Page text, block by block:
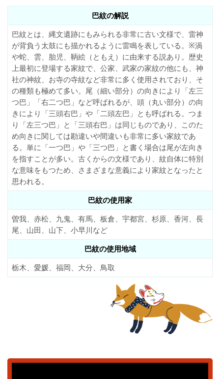
巴紋の解説
巴紋とは、縄文遺跡にもみられる非常に古い文様で、雷神
が背負う太鼓にも描かれるように雷鳴を表している。※渦
や蛇、雲、胎児、鞆絵（ともえ）に由来する説あり。歴史
上最初に登場する家紋で、公家、武家の家紋の他にも、神
社の神紋、お寺の寺紋など非常に多く使用されており、そ
の種類も極めて多い。尾（細い部分）の向きにより「左三
つ巴」「右二つ巴」など呼ばれるが、頭（丸い部分）の向
きにより「三頭右巴」や「二頭左巴」とも呼ばれる。つま
り「左三つ巴」と「三頭右巴」は同じものであり、このた
め向きに関しては勘違いや間違いも非常に多い家紋であ
る。単に「一つ巴」や「三つ巴」と書く場合は尾が左向き
を指すことが多い。古くからの文様であり、紋自体に特別
な意味をもつため、さまざまな意義により家紋となったと
思われる。
巴紋の使用家
曽我、赤松、九鬼、有馬、板倉、宇都宮、杉原、香河、長
尾、山田、山下、小早川など
巴紋の使用地域
栃木、愛媛、福岡、大分、鳥取